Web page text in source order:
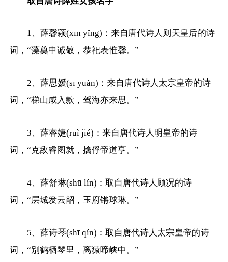
1、薛馨颖(xīn yǐng)：来自唐代诗人则天皇后的诗
词，“藻奠申诚敬，恭祀表惟馨。”
2、薛思媛(sī yuàn)：来自唐代诗人太宗皇帝的诗
词，“梯山咸入款，驾海亦来思。”
3、薛睿婕(ruì jié)：来自唐代诗人明皇帝的诗
词，“克敌睿图就，擒俘帝道亨。”
4、薛舒琳(shū lín)：取自唐代诗人顾况的诗
词，“层城发云韶，玉府锵球琳。”
5、薛诗琴(shī qín)：取自唐代诗人太宗皇帝的诗
词，“别鹤栖琴里，离猿啼峡中。”